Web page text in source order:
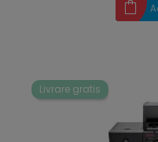
Livrare gratis